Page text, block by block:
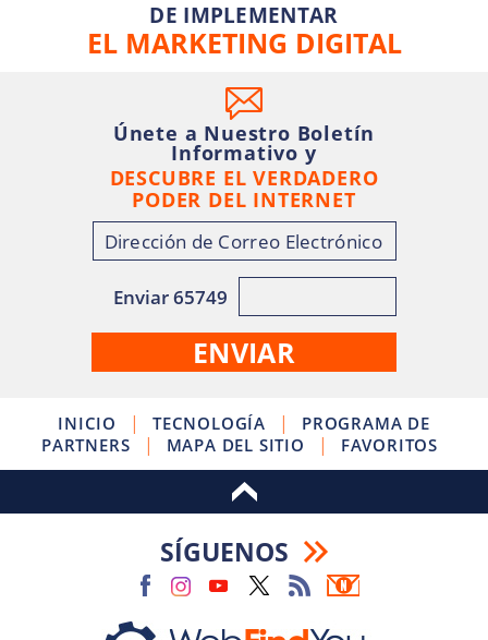
DE IMPLEMENTAR
EL MARKETING DIGITAL
Únete a Nuestro Boletín
Informativo y
DESCUBRE EL VERDADERO
PODER DEL INTERNET
Enviar 65749
INICIO | TECNOLOGÍA |
PROGRAMA DE
PARTNERS
| MAPA DEL SITIO | FAVORITOS
SÍGUENOS